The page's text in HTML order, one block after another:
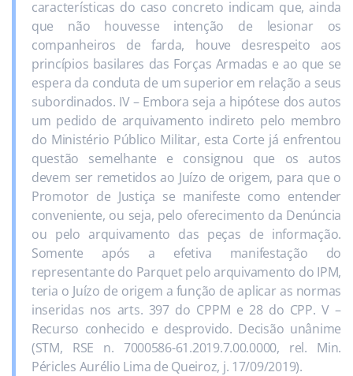
características do caso concreto indicam que, ainda
que não houvesse intenção de lesionar os
companheiros de farda, houve desrespeito aos
princípios basilares das Forças Armadas e ao que se
espera da conduta de um superior em relação a seus
subordinados. IV – Embora seja a hipótese dos autos
um pedido de arquivamento indireto pelo membro
do Ministério Público Militar, esta Corte já enfrentou
questão semelhante e consignou que os autos
devem ser remetidos ao Juízo de origem, para que o
Promotor de Justiça se manifeste como entender
conveniente, ou seja, pelo oferecimento da Denúncia
ou pelo arquivamento das peças de informação.
Somente após a efetiva manifestação do
representante do Parquet pelo arquivamento do IPM,
teria o Juízo de origem a função de aplicar as normas
inseridas nos arts. 397 do CPPM e 28 do CPP. V –
Recurso conhecido e desprovido. Decisão unânime
(STM, RSE n. 7000586-61.2019.7.00.0000, rel. Min.
Péricles Aurélio Lima de Queiroz, j. 17/09/2019).